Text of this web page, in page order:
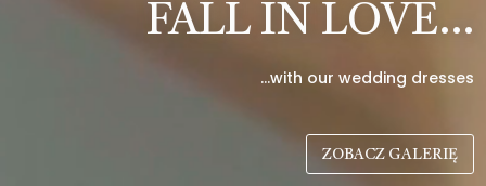
FALL IN LOVE…
…with our wedding dresses
ZOBACZ GALERIĘ